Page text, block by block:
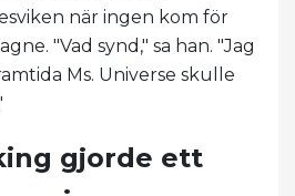
när ingen kom för
"Vad synd," sa han. "Jag
Ms. Universe skulle
gjorde ett